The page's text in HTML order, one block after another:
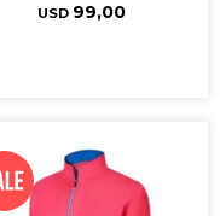
USD 99,00